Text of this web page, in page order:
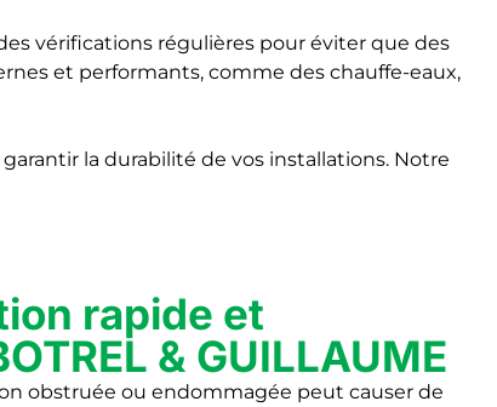
vérifications régulières pour éviter que des
et performants, comme des chauffe-eaux,
la durabilité de vos installations. Notre
rapide et
& GUILLAUME
obstruée ou endommagée peut causer de